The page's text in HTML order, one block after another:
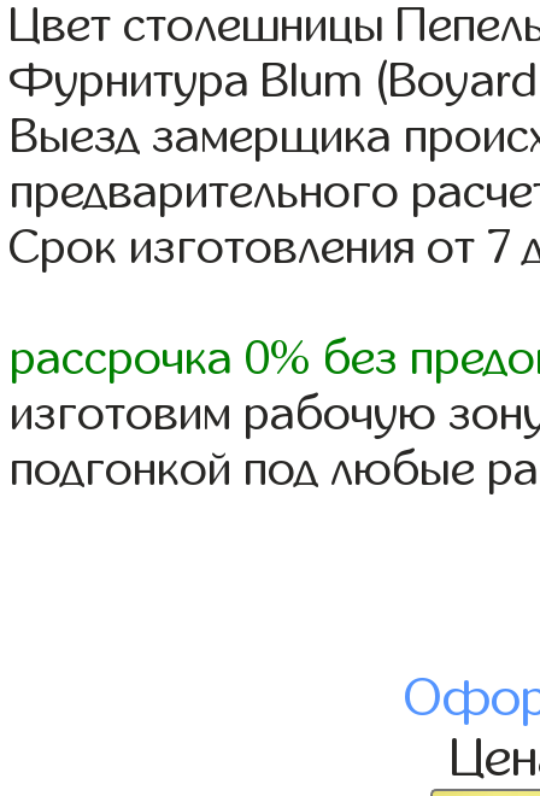
Цвет столешницы
Фурнитура Blum
Выезд замерщика
предварительного
Срок изготовления от 7
рассрочка 0% без
изготовим рабочую
подгонкой под любые